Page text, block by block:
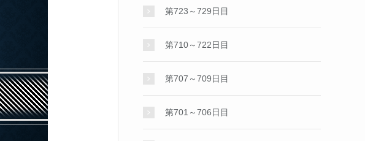
第723～729日目
第710～722日目
第707～709日目
第701～706日目